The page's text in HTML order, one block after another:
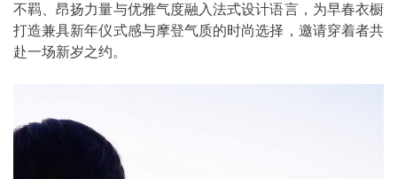
不羁、昂扬力量与优雅气度融入法式设计语言，为早春衣橱
打造兼具新年仪式感与摩登气质的时尚选择，邀请穿着者共
赴一场新岁之约。